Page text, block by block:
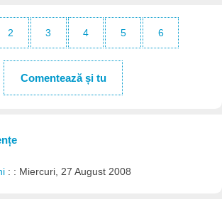
2 3 4 5 6
Comentează și tu
: : Miercuri, 27 August 2008